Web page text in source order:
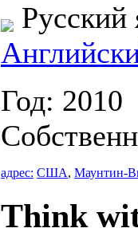
Русский
Год: 2010
адрес: США, Маунтин-
Think